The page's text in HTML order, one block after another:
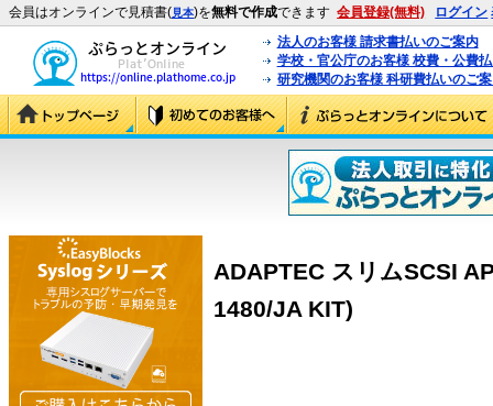
会員はオンラインで見積書(見本)を無料で作成できます 会員登録(無料) ログイン
法人のお客様 請求書払いのご案内
学校・官公庁のお客様 校費・公費
研究機関のお客様 科研費払いのご
ADAPTEC スリムSCSI
1480/JA KIT)